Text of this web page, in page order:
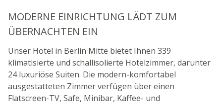
MODERNE EINRICHTUNG LÄDT ZUM
ÜBERNACHTEN EIN
Unser Hotel in Berlin Mitte bietet Ihnen 339
klimatisierte und schallisolierte Hotelzimmer, darunter
24 luxuriöse Suiten. Die modern-komfortabel
ausgestatteten Zimmer verfügen über einen
Flatscreen-TV, Safe, Minibar, Kaffee- und